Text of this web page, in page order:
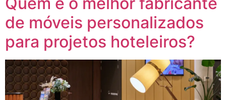
de móveis personalizados
para projetos hoteleiros?